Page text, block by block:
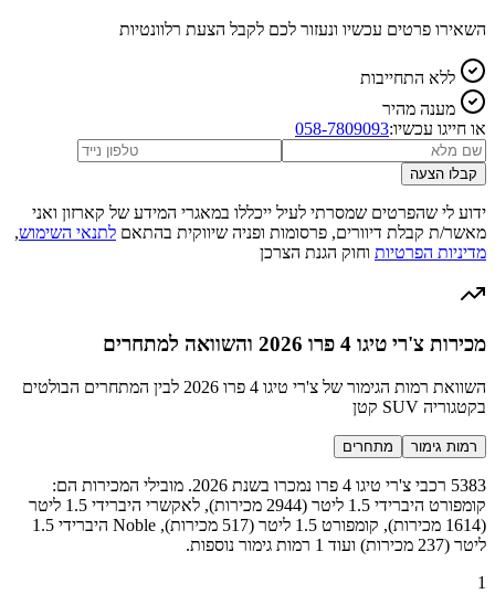
השאירו פרטים עכשיו ונעזור לכם לקבל הצעת רלוונטיות
ללא התחייבות
מענה מהיר
או חייגו עכשיו:058-7809093
קבלו הצעה
ידוע לי שהפרטים שמסרתי לעיל ייכללו במאגרי המידע של קארזון ואני
מאשר/ת קבלת דיוורים, פרסומות ופניה שיווקית בהתאם לתנאי השימוש,
מדיניות הפרטיות וחוק הגנת הצרכן
מכירות צ'רי טיגו 4 פרו 2026 והשוואה למתחרים
השוואת רמות הגימור של צ'רי טיגו 4 פרו 2026 לבין המתחרים הבולטים
בקטגוריה SUV קטן
רמות גימור מתחרים
5383 רכבי צ'רי טיגו 4 פרו נמכרו בשנת 2026. מובילי המכירות הם:
קומפורט היברידי 1.5 ליטר (2944 מכירות), לאקשרי היברידי 1.5 ליטר
(1614 מכירות), קומפורט 1.5 ליטר (517 מכירות), Noble היברידי 1.5
ליטר (237 מכירות) ועוד 1 רמות גימור נוספות.
1